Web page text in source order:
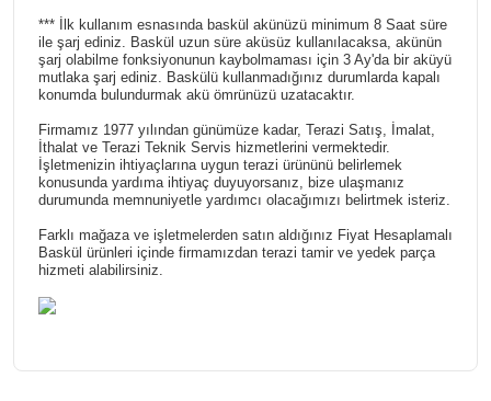
*** İlk kullanım esnasında baskül akünüzü minimum 8 Saat süre
ile şarj ediniz. Baskül uzun süre aküsüz kullanılacaksa, akünün
şarj olabilme fonksiyonunun kaybolmaması için 3 Ay'da bir aküyü
mutlaka şarj ediniz. Baskülü kullanmadığınız durumlarda kapalı
konumda bulundurmak akü ömrünüzü uzatacaktır.
Firmamız 1977 yılından günümüze kadar, Terazi Satış, İmalat,
İthalat ve Terazi Teknik Servis hizmetlerini vermektedir.
İşletmenizin ihtiyaçlarına uygun terazi ürününü belirlemek
konusunda yardıma ihtiyaç duyuyorsanız, bize ulaşmanız
durumunda memnuniyetle yardımcı olacağımızı belirtmek isteriz.
Farklı mağaza ve işletmelerden satın aldığınız Fiyat Hesaplamalı
Baskül ürünleri içinde firmamızdan terazi tamir ve yedek parça
hizmeti alabilirsiniz.
konularda yetersiz gördüğünüz noktaları öneri formunu